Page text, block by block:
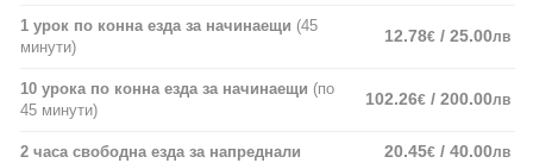
1 урок по конна езда за начинаещи (45
минути)
12.78€ / 25.00лв
10 урока по конна езда за начинаещи (по
45 минути)
102.26€ / 200.00лв
2 часа свободна езда за напреднали 20.45€ / 40.00лв